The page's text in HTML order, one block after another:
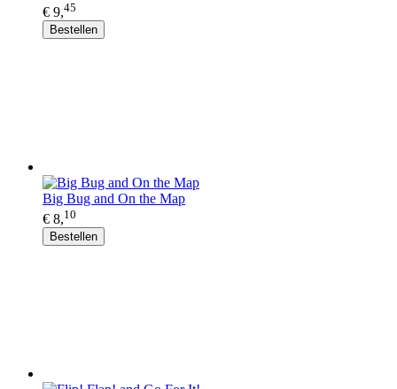
€ 9,45
Bestellen
Big Bug and On the Map
€ 8,10
Bestellen